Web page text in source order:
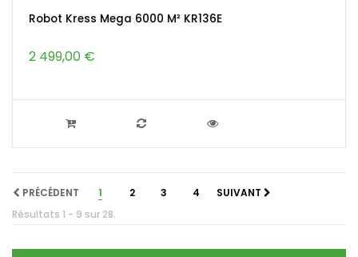
Robot Kress Mega 6000 M² KR136E
2 499,00 €
PRÉCÉDENT 1 2 3 4
SUIVANT
Résultats 1 - 9 sur 28.